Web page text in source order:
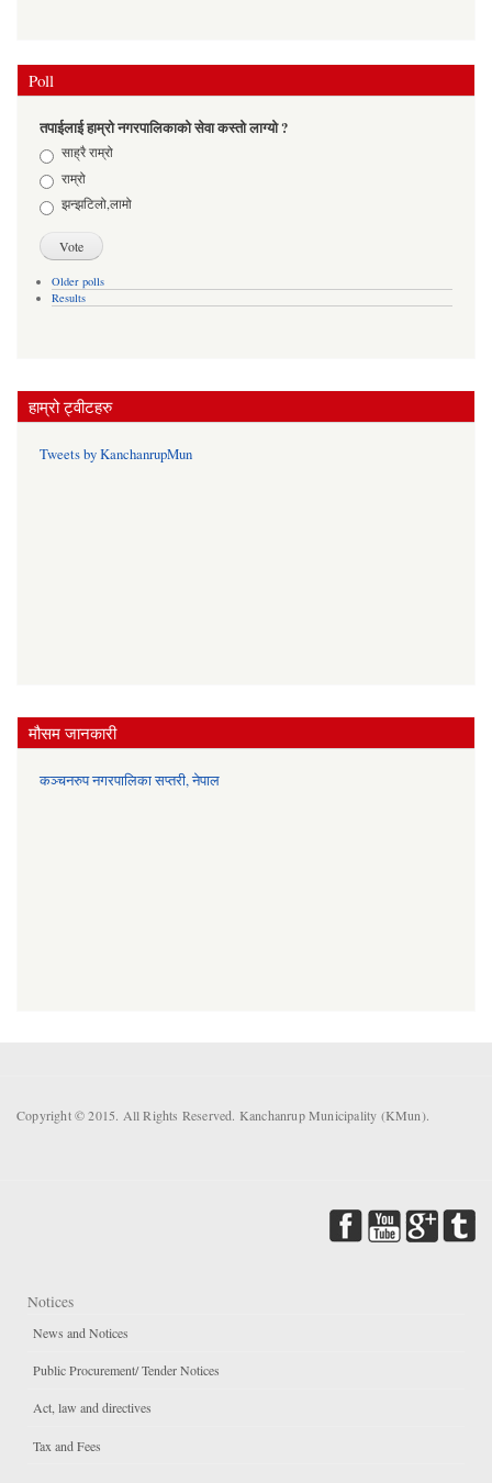
Poll
तपाईलाई हाम्रो नगरपालिकाको सेवा कस्तो लाग्यो ?
Choicesसाह्रै राम्रो
राम्रो
झन्झटिलो,लामो
Older polls
Results
हाम्रो ट्वीटहरु
Tweets by KanchanrupMun
मौसम जानकारी
कञ्चनरुप नगरपालिका सप्तरी, नेपाल
Copyright © 2015. All Rights Reserved. Kanchanrup Municipality (KMun).
Notices
News and Notices
Public Procurement/ Tender Notices
Act, law and directives
Tax and Fees